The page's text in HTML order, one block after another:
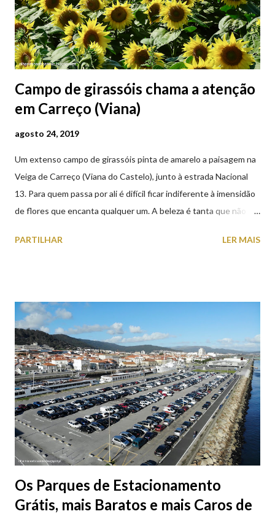
Campo de girassóis chama a atenção
em Carreço (Viana)
agosto 24, 2019
Um extenso campo de girassóis pinta de amarelo a paisagem na
Veiga de Carreço (Viana do Castelo), junto à estrada Nacional
13. Para quem passa por ali é difícil ficar indiferente à imensidão
de flores que encanta qualquer um. A beleza é tanta que não
aproveite a paisagem como cenário para tirar algumas
PARTILHAR LER MAIS
Os Parques de Estacionamento
Grátis, mais Baratos e mais Caros de